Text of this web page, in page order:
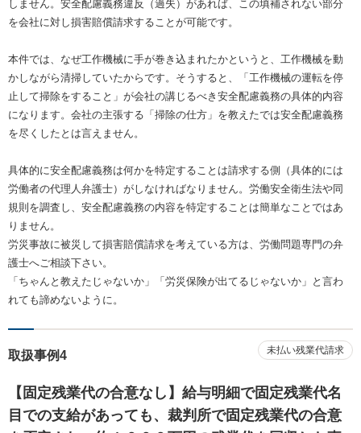
しません。安全配慮義務違反（過失）があれば、この填補されない部分
を会社に対し損害賠償請求することが可能です。
本件では、なぜ工作機械に手が巻き込まれたかというと、工作機械を動
かしながら清掃していたからです。そうすると、「工作機械の運転を停
止して掃除をすること」が会社の講じるべき安全配慮義務の具体的内容
になります。会社の主張する「掃除の仕方」を教えたでは安全配慮義務
を尽くしたとは言えません。
具体的に安全配慮義務は何かを特定することは請求する側（具体的には
労働者の代理人弁護士）がしなければなりません。労働安全衛生法や同
規則を調査し、安全配慮義務の内容を特定することは簡単なことではあ
りません。
労災事故に被災して損害賠償請求を考えている方は、労働問題専門の弁
護士へご相談下さい。
「ちゃんと教えたじゃないか」「労災保険が出てるじゃないか」と言わ
れても諦めないように。
取扱事例4 未払い残業代請求
【固定残業代の合意なし】給与明細で固定残業代名
目での支給があっても、裁判所で固定残業代の合意